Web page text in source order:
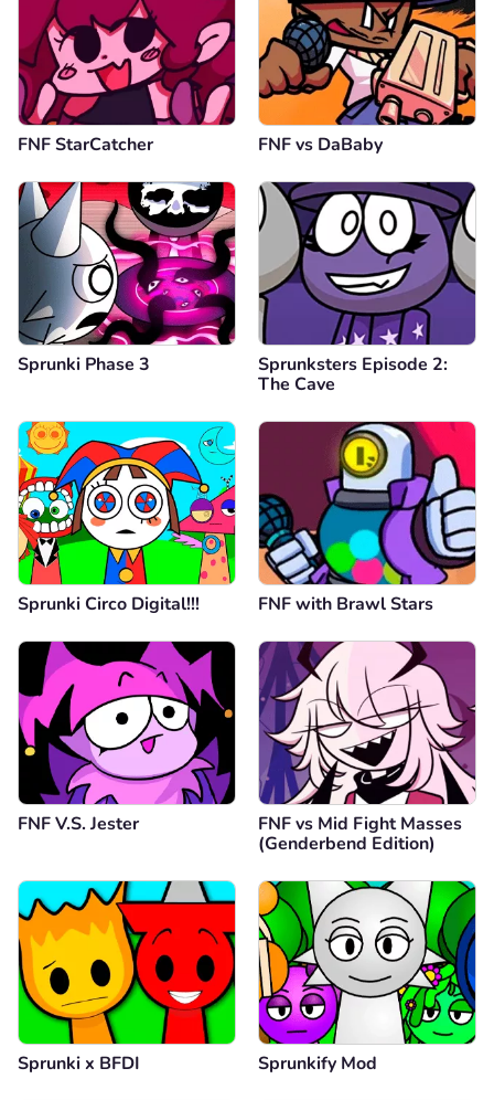
FNF StarCatcher FNF vs DaBaby
Sprunki Phase 3
Sprunksters Episode 2:
The Cave
Sprunki Circo Digital!!! FNF with Brawl Stars
FNF V.S. Jester
FNF vs Mid Fight Masses
(Genderbend Edition)
Sprunki x BFDI Sprunkify Mod